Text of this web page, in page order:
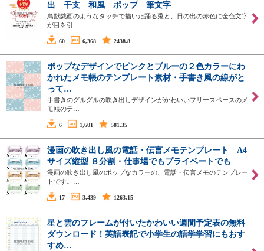
出 干支 和風 ポップ 筆文字
鳥獣戯画のようなタッチで描いた踊る兎と、日の出の赤色に金色文字
が目を引…
60 6,368 2438.8
ポップなデザインでピンクとブルーの２色カラーにわ
かれたメモ帳のテンプレート素材・手書き風の線がと
って…
手書きのグルグルの吹き出しデザインがかわいいフリースペースのメ
モ帳のテ…
6 1,601 581.35
漫画の吹き出し風の電話・伝言メモテンプレート A4
サイズ縦型 ８分割・仕事場でもプライベートでも
漫画の吹き出し風のポップなカラーの、電話・伝言メモのテンプレー
トです。…
17 3,439 1263.15
星と雲のフレームが付いたかわいい週間予定表の無料
ダウンロード！英語表記で小学生の語学学習にもおす
すめ…